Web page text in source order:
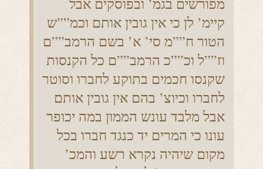
קיימ’ לן כי אין גובין אותם וכמ””ש
הטור ח””מ סי’ א’ בשם הרמב””ם
וז””ל וכ””כ הרמב””ם כל הקנסות
שקנסו חכמים בתוקע לחברו וסוטר
לחברו וכיוצ’ בהם אין גובין אותם
אבל מלבד עונש הממון במה יכופר
עונו כי המרים יד כנגד חברו בכל
מקום שיהיה נקרא רשע והמכ’